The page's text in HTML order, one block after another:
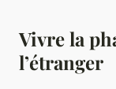
Vivre la
l’étranger